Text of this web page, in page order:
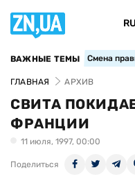
RU
ВАЖНЫЕ ТЕМЫ Смена
ГЛАВНАЯ АРХИВ
СВИТА
ФРАНЦИИ
11 июля, 1997, 00:00
Поделиться